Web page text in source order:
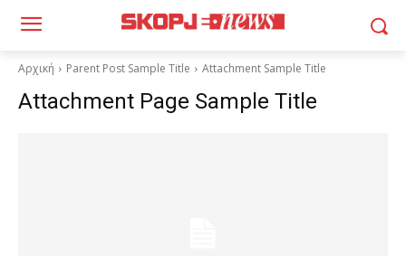
Αρχική Parent Post Sample Title Attachment Sample Title
Attachment Page Sample Title